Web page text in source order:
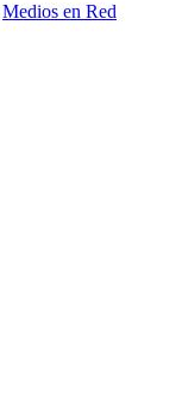
Medios en Red